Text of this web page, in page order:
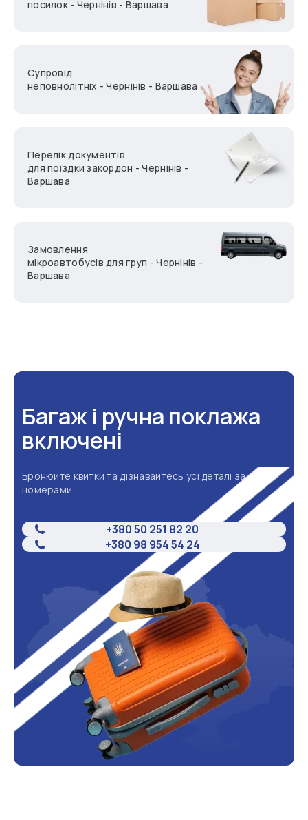
посилок - Чернінів - Варшава
Супровід
неповнолітніх - Чернінів - Варшава
Перелік документів
для поїздки закордон - Чернінів -
Варшава
Замовлення
мікроавтобусів для груп - Чернінів -
Варшава
Багаж і ручна поклажа
включені
Бронюйте квитки та дізнавайтесь усі деталі за
номерами
+380 50 251 82 20
+380 98 954 54 24